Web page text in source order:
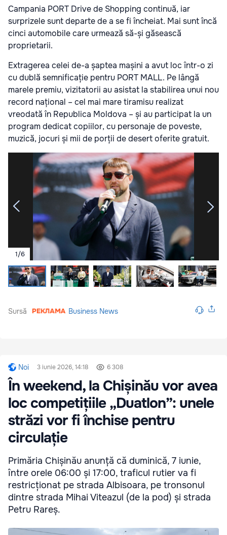
Campania PORT Drive de Shopping continuă, iar
surprizele sunt departe de a se fi încheiat. Mai sunt încă
cinci automobile care urmează să-și găsească
proprietarii.
Extragerea celei de-a șaptea mașini a avut loc într-o zi
cu dublă semnificație pentru PORT MALL. Pe lângă
marele premiu, vizitatorii au asistat la stabilirea unui nou
record național – cel mai mare tiramisu realizat
vreodată în Republica Moldova – și au participat la un
program dedicat copiilor, cu personaje de poveste,
muzică, jocuri și mii de porții de desert oferite gratuit.
1/6
Sursă Business News
Noi 3 iunie 2026, 14:18 6 308
În weekend, la Chișinău vor avea
loc competițiile „Duatlon”: unele
străzi vor fi închise pentru
circulație
Primăria Chișinău anunță că duminică, 7 iunie,
între orele 06:00 și 17:00, traficul rutier va fi
restricționat pe strada Albisoara, pe tronsonul
dintre strada Mihai Viteazul (de la pod) și strada
Petru Rareș.